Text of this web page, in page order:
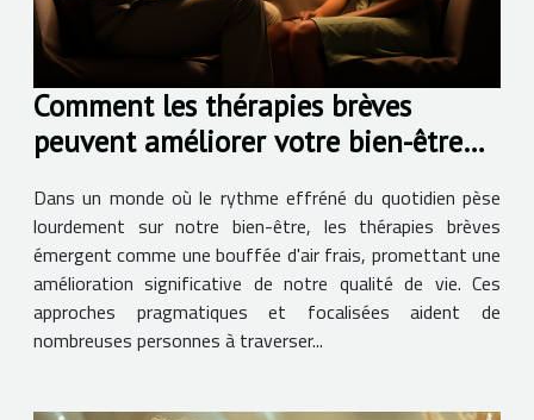
Comment les thérapies brèves
peuvent améliorer votre bien-être
Dans un monde où le rythme effréné du quotidien pèse
lourdement sur notre bien-être, les thérapies brèves
émergent comme une bouffée d'air frais, promettant une
amélioration significative de notre qualité de vie. Ces
approches pragmatiques et focalisées aident de
nombreuses personnes à traverser...